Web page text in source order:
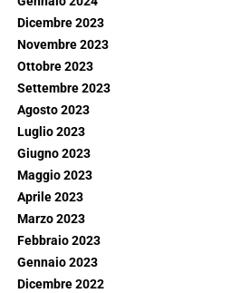
Dicembre 2023
Novembre 2023
Ottobre 2023
Settembre 2023
Agosto 2023
Luglio 2023
Giugno 2023
Maggio 2023
Aprile 2023
Marzo 2023
Febbraio 2023
Gennaio 2023
Dicembre 2022